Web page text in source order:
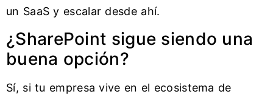
un SaaS y escalar desde ahí.
¿SharePoint sigue siendo una
buena opción?
Sí, si tu empresa vive en el ecosistema de